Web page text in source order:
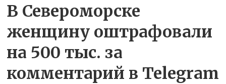
В Североморске
женщину оштрафовали
на 500 тыс. за
комментарий в Telegram